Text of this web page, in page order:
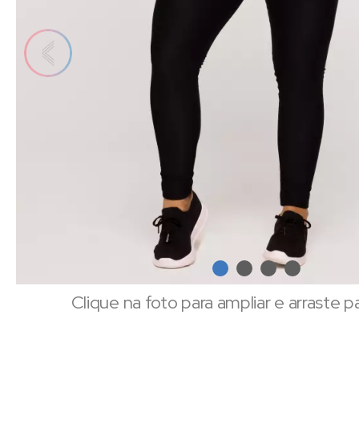
Clique na foto para ampliar e arraste